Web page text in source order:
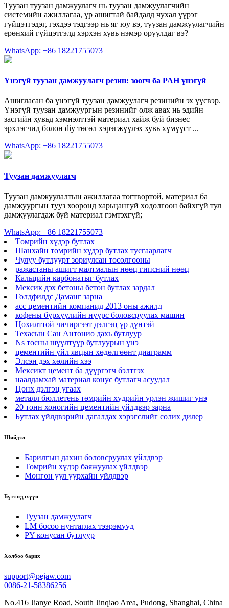
Туузан туузан дамжуулагч нь туузан дамжуулагчийн
системийн ажиллагаа, үр ашигтай байдалд чухал үүрэг
гүйцэтгэдэг, гэхдээ тэдгээр нь яг юу вэ, туузан дамжуулагчийн
ерөнхий гүйцэтгэлд хэрхэн хувь нэмэр оруулдаг вэ?
WhatsApp: +86 18221755073
Үнэгүй туузан дамжуулагч резин: зөөгч ба PAH үнэгүй
Ашигласан ба үнэгүй туузан дамжуулагч резинийн эх үүсвэр.
Үнэгүй туузан дамжуургын резинийг олж авах нь эдийн
засгийн хувьд хэмнэлттэй материал хайж буй бизнес
эрхлэгчид болон diy төсөл хэрэгжүүлэх хувь хүмүүст ...
WhatsApp: +86 18221755073
Туузан дамжуулагч
Туузан дамжуулалтын ажиллагаа тогтвортой, материал ба
дамжуургын тууз хооронд харьцангуй хөдөлгөөн байхгүй тул
дамжуулагдаж буй материал гэмтэхгүй;
WhatsApp: +86 18221755073
Төмрийн хүдэр бутлах
Шанхайн төмрийн хүдэр бутлах тусгаарлагч
Чулуу бутлуурт зориулсан тосолгооны
ражастаны ашигт малтмалын нөөц гипсний нөөц
Кальцийн карбонатыг бутлах
Мексик дэх бетоны бетон бутлах зардал
Голдфилдс Даманг зарна
acc цементийн компанид 2013 оны ажилд
кофены бүрхүүлийн нүүрс боловсруулах машин
Цохилттой чичиргээт дэлгэц үр дүнтэй
Техасын Сан Антонио дахь бутлуур
Ns тосны шүүлтүүр бутлуурын үнэ
цементийн үйл явцын хөдөлгөөнт диаграмм
Элсэн дэх хөлийн хээ
Мексикт цемент ба дүүргэгч бэлтгэх
наалдамхай материал конус бутлагч асуудал
Цонх дэлгэц угаах
металл бюллетень төмрийн хүдрийн үрлэн жишиг үнэ
20 тонн хоногийн цементийн үйлдвэр зарна
Бутлах үйлдвэрийн дагалдах хэрэгслийг солих дилер
Шийдэл
Барилгын дахин боловсруулах үйлдвэр
Төмрийн хүдэр баяжуулах үйлдвэр
Мөнгөн уул уурхайн үйлдвэр
Бүтээгдэхүүн
Туузан дамжуулагч
LM босоо нунтаглах тээрэмүүд
PY конусан бутлуур
Холбоо барих
support@pejaw.com
0086-21-58386256
No.416 Jianye Road, South Jinqiao Area, Pudong, Shanghai, China